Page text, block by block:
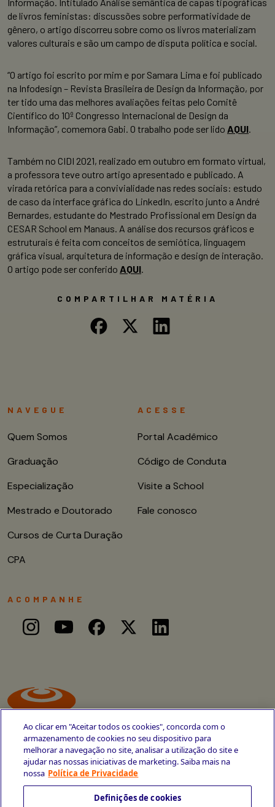
de livros feministas: discussões sobre performatividade de
gênero, o artigo discorreu sobre como os livros materializam
valores culturais e são um campo de disputa política e social.
“O artigo foi escrito por mim e por Samara Lima e foi publicado
na Infodesign – Revista Brasileira de Design da Informação, por
ter tido uma das melhores avaliações feitas pelo Comitê
Científico do 10º Congresso Internacional de Design da
Informação”, comemora Gabi. O trabalho pode ser lido AQUI.
Também no CIDI 2021, realizado em outubro em formato virtual,
a professora teve outro artigo apresentado e publicado. A
virada retórica para a convivialidade nas redes sociais: estudo
de caso da interface gráfica do LinkedIn, escrito junto a André
Bernardes, estudante do Mestrado Profissional em Design da
CESAR School em Manaus. A análise dos recursos gráficos e
estruturais é feita com conceitos de semiótica, linguagem
gráfica visual, arquitetura de informação e design de interação.
O artigo pode ser conferido AQUI.
COMPARTILHAR MATÉRIA
Avenida Cais do Apolo, 77
NAVEGUE
Quem Somos
Graduação
Especialização
Mestrado e Doutorado
Cursos de Curta Duração
CPA
ACESSE
Portal Acadêmico
Código de Conduta
Visite a School
Fale conosco
ACOMPANHE
Ao clicar em "Aceitar todos os cookies", concorda com o
armazenamento de cookies no seu dispositivo para
melhorar a navegação no site, analisar a utilização do site e
ajudar nas nossas iniciativas de marketing. Saiba mais na
nossa Política de Privacidade
Definições de cookies